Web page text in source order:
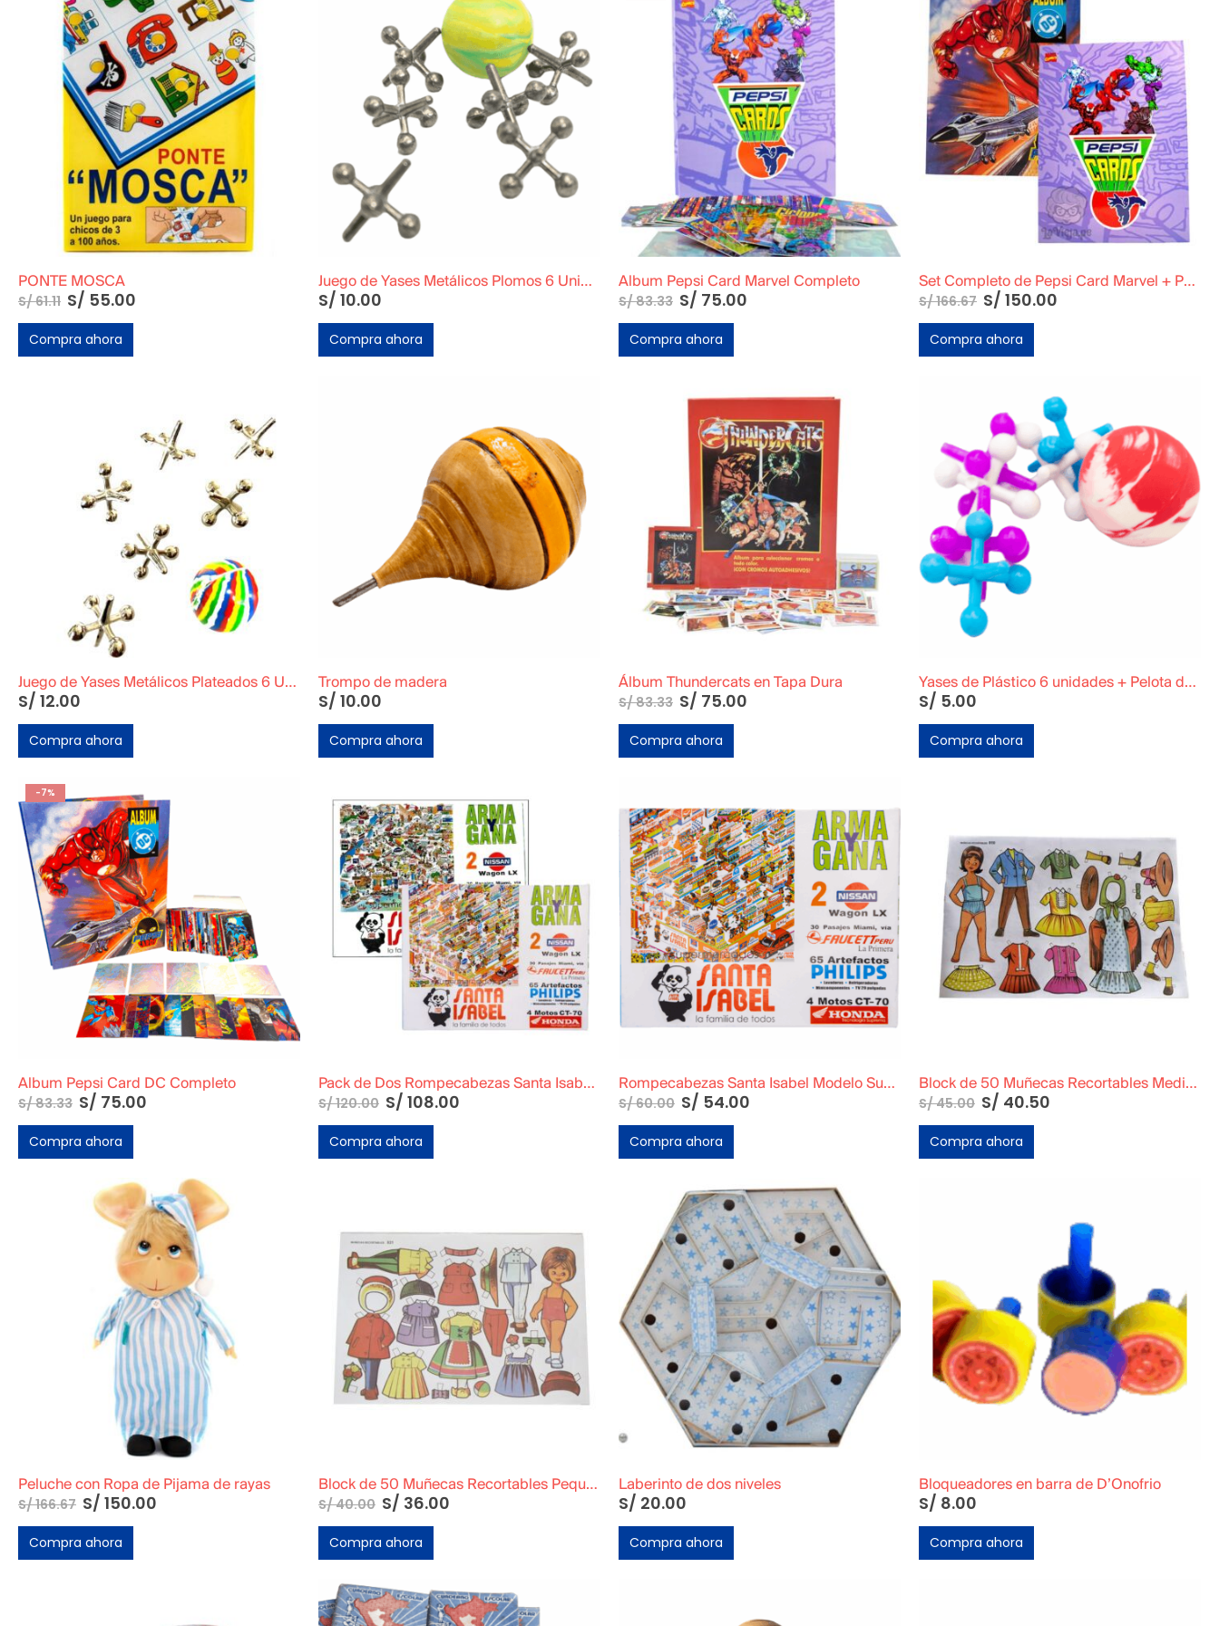
PONTE MOSCA
S/61.11 S/ 55.00
Compra ahora
Juego de Yases Metálicos Plomos 6 Unidades + Pelota de Goma (En Bolsita Lista para Regalar)
S/ 10.00
Compra ahora
Album Pepsi Card Marvel Completo
S/83.33 S/ 75.00
Compra ahora
Set Completo de Pepsi Card Marvel + Pepsi Card DC + Micas + Todas las cards
S/166.67 S/ 150.00
Compra ahora
Juego de Yases Metálicos Plateados 6 Unidades + Pelota de Goma (En Bolsita Lista para Regalar)
S/ 12.00
Compra ahora
Trompo de madera
S/ 10.00
Compra ahora
Álbum Thundercats en Tapa Dura
S/83.33 S/ 75.00
Compra ahora
Yases de Plástico 6 unidades + Pelota de goma
S/ 5.00
Compra ahora
-7%
Album Pepsi Card DC Completo
S/83.33 S/ 75.00
Compra ahora
Pack de Dos Rompecabezas Santa Isabel Modelo Supermercado + Modelo Playa
S/120.00 S/ 108.00
Compra ahora
Rompecabezas Santa Isabel Modelo Supermercado
S/60.00 S/ 54.00
Compra ahora
Block de 50 Muñecas Recortables Medianas
S/45.00 S/ 40.50
Compra ahora
Peluche con Ropa de Pijama de rayas
S/166.67 S/ 150.00
Compra ahora
Block de 50 Muñecas Recortables Pequeñas
S/40.00 S/ 36.00
Compra ahora
Laberinto de dos niveles
S/ 20.00
Compra ahora
Bloqueadores en barra de D’Onofrio
S/ 8.00
Compra ahora